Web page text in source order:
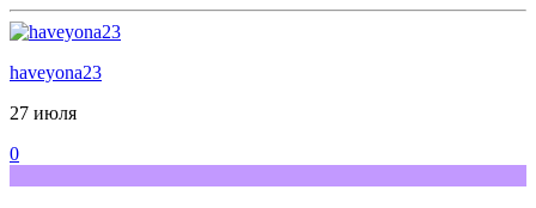
haveyona23
27 июля
0